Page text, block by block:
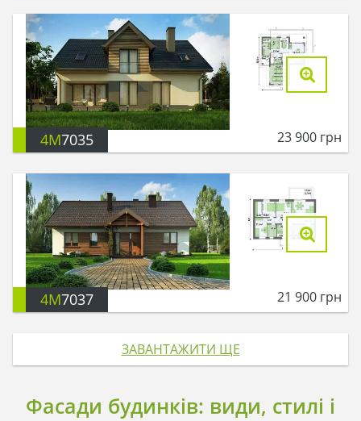
4M7035 23 900 грн
4M7037 21 900 грн
ЗАВАНТАЖИТИ ЩЕ
Фасади будинків: види, стилі і